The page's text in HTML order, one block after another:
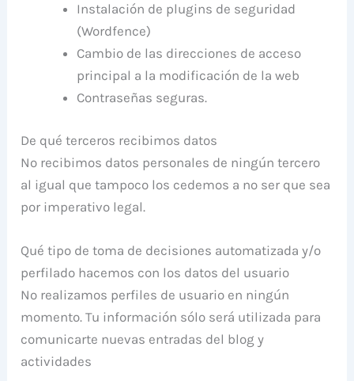
Instalación de plugins de seguridad
(Wordfence)
Cambio de las direcciones de acceso
principal a la modificación de la web
Contraseñas seguras.
De qué terceros recibimos datos
No recibimos datos personales de ningún tercero
al igual que tampoco los cedemos a no ser que sea
por imperativo legal.
Qué tipo de toma de decisiones automatizada y/o
perfilado hacemos con los datos del usuario
No realizamos perfiles de usuario en ningún
momento. Tu información sólo será utilizada para
comunicarte nuevas entradas del blog y
actividades